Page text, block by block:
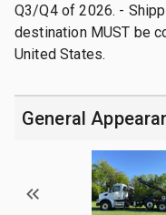
Q3/Q4 of 2026. -
destination MUST be
United States.
General